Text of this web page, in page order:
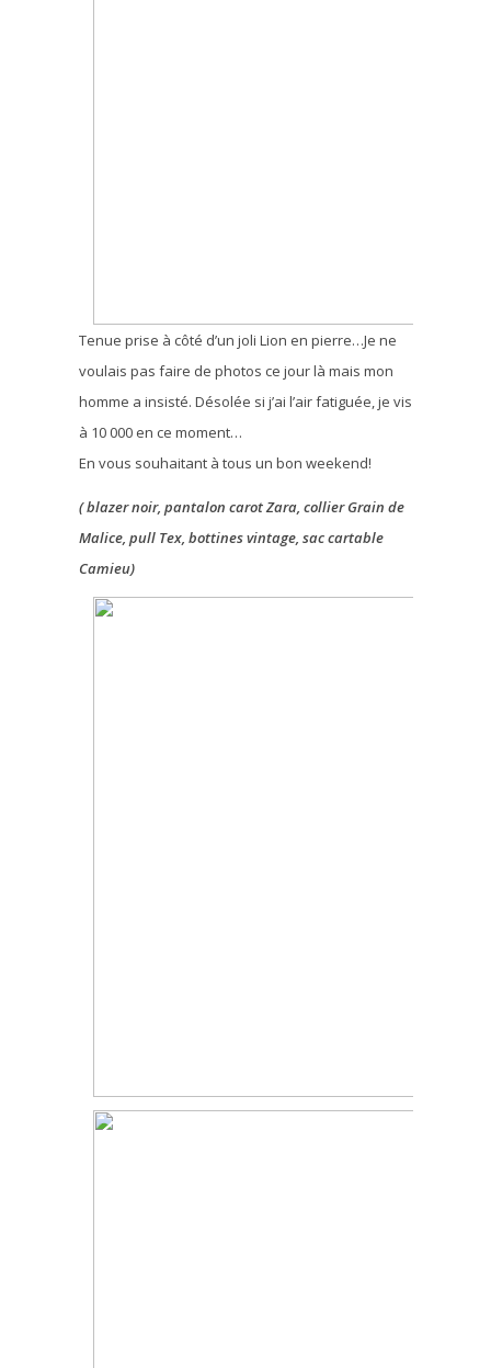
Tenue prise à côté d’un joli Lion en pierre…Je ne
voulais pas faire de photos ce jour là mais mon
homme a insisté. Désolée si j’ai l’air fatiguée, je vis
à 10 000 en ce moment…
En vous souhaitant à tous un bon weekend!
( blazer noir, pantalon carot Zara, collier Grain de
Malice, pull Tex, bottines vintage, sac cartable
Camieu)